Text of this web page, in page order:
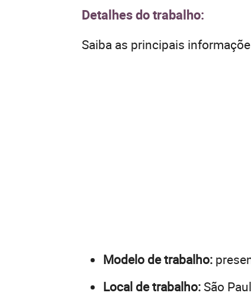
Detalhes do trabalho:
Saiba as principais
Modelo de trabalho:
Local de trabalho: São